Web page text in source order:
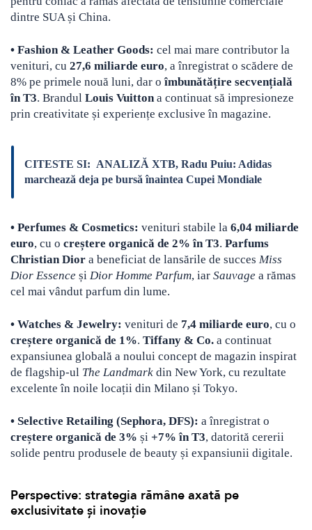
dintre SUA și China.
• Fashion & Leather Goods: cel mai mare contributor la
venituri, cu 27,6 miliarde euro, a înregistrat o scădere de
8% pe primele nouă luni, dar oîmbunătățire secvențială
în T3. Brandul Louis Vuittona continuat să impresioneze
prin creativitate și experiențe exclusive în magazine.
CITESTE SI: ANALIZĂ XTB, Radu Puiu: Adidas
marchează deja pe bursă înaintea Cupei Mondiale
• Perfumes & Cosmetics: venituri stabile la 6,04 miliarde
euro, cu o creștere organică de 2% în T3. Parfums
Christian Dior a beneficiat de lansările de succes Miss
Dior Essence și Dior Homme Parfum, iar Sauvage a rămas
cel mai vândut parfum din lume.
• Watches & Jewelry: venituri de 7,4 miliarde euro, cu o
creștere organică de 1%. Tiffany & Co. a continuat
expansiunea globală a noului concept de magazin inspirat
de flagship-ul The Landmark din New York, cu rezultate
excelente în noile locații din Milano și Tokyo.
• Selective Retailing (Sephora, DFS): a înregistrat o
creștere organică de 3% și +7% în T3, datorită cererii
solide pentru produsele de beauty și expansiunii digitale.
Perspective: strategia rămâne axată pe
exclusivitate și inovație